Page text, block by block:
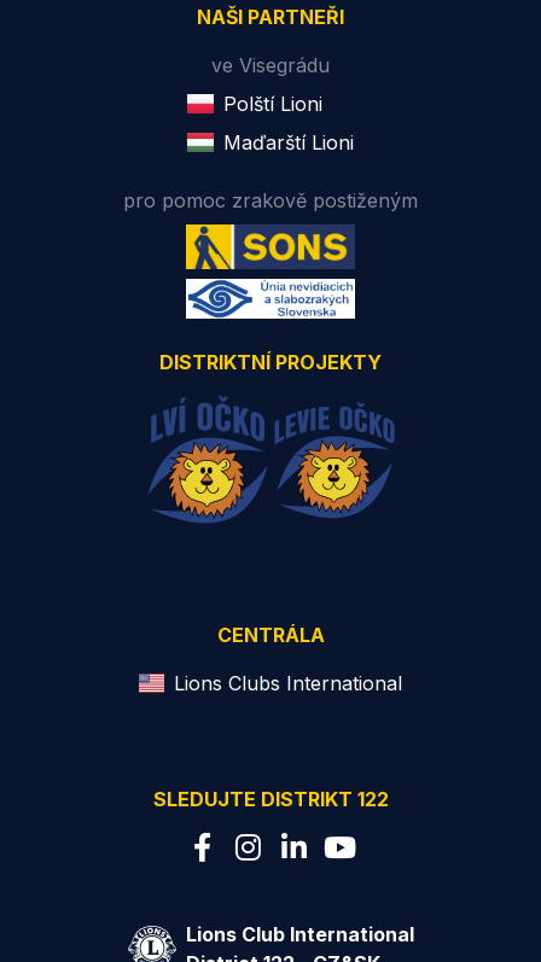
NAŠI PARTNEŘI
ve Visegrádu
Polští Lioni
Maďarští Lioni
pro pomoc zrakově postiženým
DISTRIKTNÍ PROJEKTY
CENTRÁLA
Lions Clubs International
SLEDUJTE DISTRIKT 122
Lions Club International